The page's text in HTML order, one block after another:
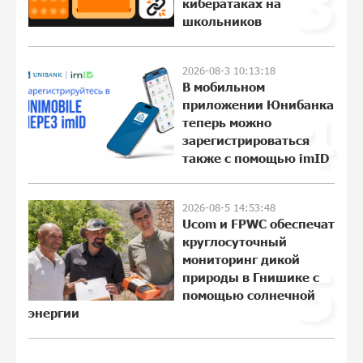
Платформа Rate.Trading на Seaside
Startup Summit: IDBank представил
Состоялось открытие Khachaturian
Rooftop при поддержке IDBank
14:42:59 29-07-2026
Пашинян ты упустил свой шанс уйти
спокойно. Аршак Карапетян
18:38:32 28-07-2026
Обновленный Центр продаж и
кибератаках на
школьников
4
2026-08-3 10:13:18
В мобильном
приложении Юнибанка
теперь можно
зарегистрироваться
также с помощью imID
5
2026-08-5 14:53:48
Ucom и FPWC обеспечат
круглосуточный
мониторинг дикой
природы в Гнишике с
помощью солнечной
энергии